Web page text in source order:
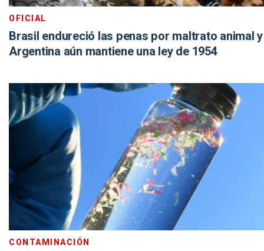
OFICIAL
Brasil endureció las penas por maltrato animal y
Argentina aún mantiene una ley de 1954
CONTAMINACIÓN